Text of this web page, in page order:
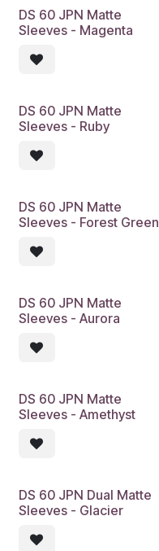
DS 60 JPN Matte
Sleeves - Magenta
DS 60 JPN Matte
Sleeves - Ruby
DS 60 JPN Matte
Sleeves - Forest Green
DS 60 JPN Matte
Sleeves - Aurora
DS 60 JPN Matte
Sleeves - Amethyst
DS 60 JPN Dual Matte
Sleeves - Glacier